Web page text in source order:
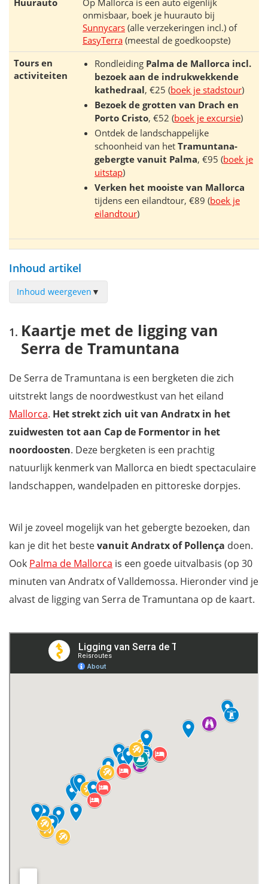
Huurauto
Op Mallorca is een auto eigenlijk
onmisbaar, boek je huurauto bij
Sunnycars (alle verzekeringen incl.) of
EasyTerra (meestal de goedkoopste)
Tours en
activiteiten
Rondleiding Palma de Mallorca incl.
bezoek aan de indrukwekkende
kathedraal, €25 (boek je stadstour)
Bezoek de grotten van Drach en
Porto Cristo, €52 (boek je excursie)
Ontdek de landschappelijke
schoonheid van het Tramuntana-
gebergte vanuit Palma, €95 (boek je
uitstap)
Verken het mooiste van Mallorca
tijdens een eilandtour, €89 (boek je
eilandtour)
Inhoud artikel
Inhoud weergeven ▼
Volg de MA-10
Puig Major, de hoogste berg van het eiland
Het klooster van Lluc (Santuari de Lluc)
Port d'Andratx
Onbewoonde eiland Sa Dragonera
Torre del Verger
Banyalbufar
Valldemossa
Deià
Bezoek de vele bergdorpjes in Serra de Tramuntana
Mooiste stranden in Serra de Tramuntana
Waar overnachten in het Serra de Tramuntana gebergte?
Kaartje met de ligging van
Serra de Tramuntana
De Serra de Tramuntana is een bergketen die zich
uitstrekt langs de noordwestkust van het eiland
Mallorca. Het strekt zich uit van Andratx in het
zuidwesten tot aan Cap de Formentor in het
noordoosten. Deze bergketen is een prachtig
natuurlijk kenmerk van Mallorca en biedt spectaculaire
landschappen, wandelpaden en pittoreske dorpjes.
Wil je zoveel mogelijk van het gebergte bezoeken, dan
kan je dit het bestevanuit Andratx of Pollença doen.
Ook Palma de Mallorca is een goede uitvalbasis (op 30
minuten van Andratx of Valldemossa. Hieronder vind je
alvast de ligging van Serra de Tramuntana op de kaart.